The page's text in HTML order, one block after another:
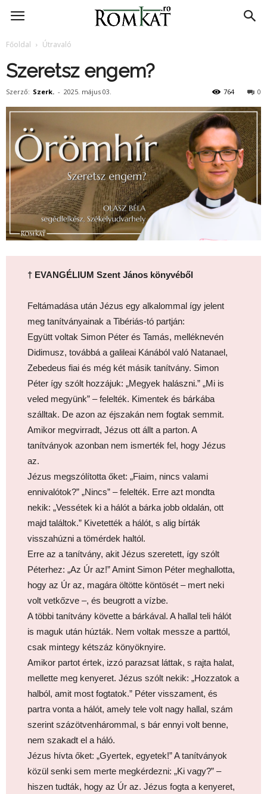
RomKat.ro
Főoldal Útravaló
Szeretsz engem?
Szerző: Szerk. - 2025. május 03. 0
764
† EVANGÉLIUM Szent János könyvéből
Feltámadása után Jézus egy alkalommal így jelent
meg tanítványainak a Tibériás-tó partján:
Együtt voltak Simon Péter és Tamás, melléknevén
Didimusz, továbbá a galileai Kánából való Natanael,
Zebedeus fiai és még két másik tanítvány. Simon
Péter így szólt hozzájuk: „Megyek halászni.” „Mi is
veled megyünk” – felelték. Kimentek és bárkába
szálltak. De azon az éjszakán nem fogtak semmit.
Amikor megvirradt, Jézus ott állt a parton. A
tanítványok azonban nem ismerték fel, hogy Jézus
az.
Jézus megszólította őket: „Fiaim, nincs valami
ennivalótok?” „Nincs” – felelték. Erre azt mondta
nekik: „Vessétek ki a hálót a bárka jobb oldalán, ott
majd találtok.” Kivetették a hálót, s alig bírták
visszahúzni a tömérdek haltól.
Erre az a tanítvány, akit Jézus szeretett, így szólt
Péterhez: „Az Úr az!” Amint Simon Péter meghallotta,
hogy az Úr az, magára öltötte köntösét – mert neki
volt vetkőzve –, és beugrott a vízbe.
A többi tanítvány követte a bárkával. A hallal teli hálót
is maguk után húzták. Nem voltak messze a parttól,
csak mintegy kétszáz könyöknyire.
Amikor partot értek, izzó parazsat láttak, s rajta halat,
mellette meg kenyeret. Jézus szólt nekik: „Hozzatok a
halból, amit most fogtatok.” Péter visszament, és
partra vonta a hálót, amely tele volt nagy hallal, szám
szerint százötvenhárommal, s bár ennyi volt benne,
nem szakadt el a háló.
Jézus hívta őket: „Gyertek, egyetek!” A tanítványok
közül senki sem merte megkérdezni: „Ki vagy?” –
hiszen tudták, hogy az Úr az. Jézus fogta a kenyeret,